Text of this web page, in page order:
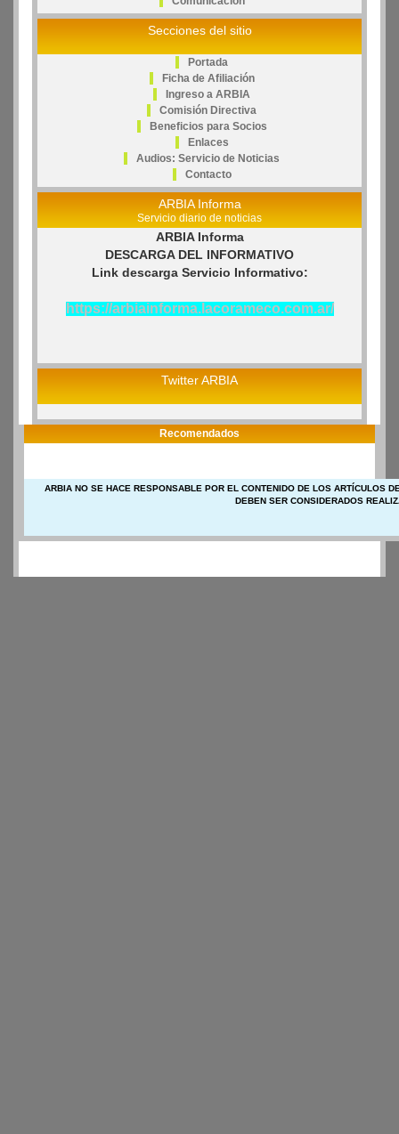
Secciones del sitio
Portada
Ficha de Afiliación
Ingreso a ARBIA
Comisión Directiva
Beneficios para Socios
Enlaces
Audios: Servicio de Noticias
Contacto
ARBIA Informa
Servicio diario de noticias
ARBIA Informa
DESCARGA DEL INFORMATIVO
Link descarga Servicio Informativo:
https://arbiainforma.lacorameco.com.ar/
Twitter ARBIA
Recomendados
ARBIA NO SE HACE RESPONSABLE POR EL CONTENIDO DE LOS ARTÍCULOS
DEBEN SER CONSIDERADOS